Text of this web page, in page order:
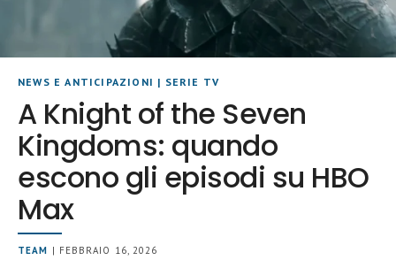
NEWS E ANTICIPAZIONI | SERIE TV
A Knight of the Seven
Kingdoms: quando
escono gli episodi su HBO
Max
TEAM | FEBBRAIO 16, 2026